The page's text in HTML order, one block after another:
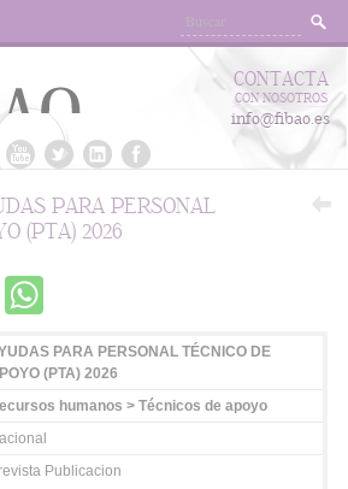
CONTACTA
CON NOSOTROS
info@fibao.es
PARA PERSONAL
(PTA) 2026
Email
PARA PERSONAL TÉCNICO DE
(PTA) 2026
humanos > Técnicos de apoyo
Publicacion